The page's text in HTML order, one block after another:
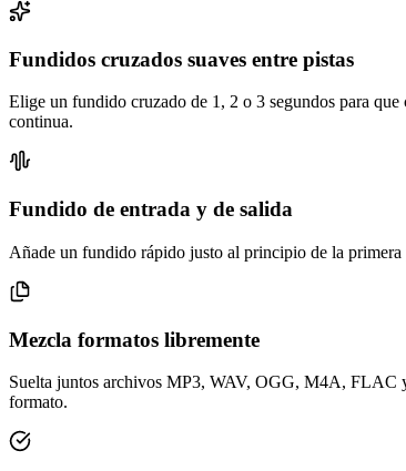
Fundidos cruzados suaves entre pistas
Elige un fundido cruzado de 1, 2 o 3 segundos para
continua.
Fundido de entrada y de salida
Añade un fundido rápido justo al principio de la
Mezcla formatos libremente
Suelta juntos archivos MP3, WAV, OGG, M4A, FLAC
formato.